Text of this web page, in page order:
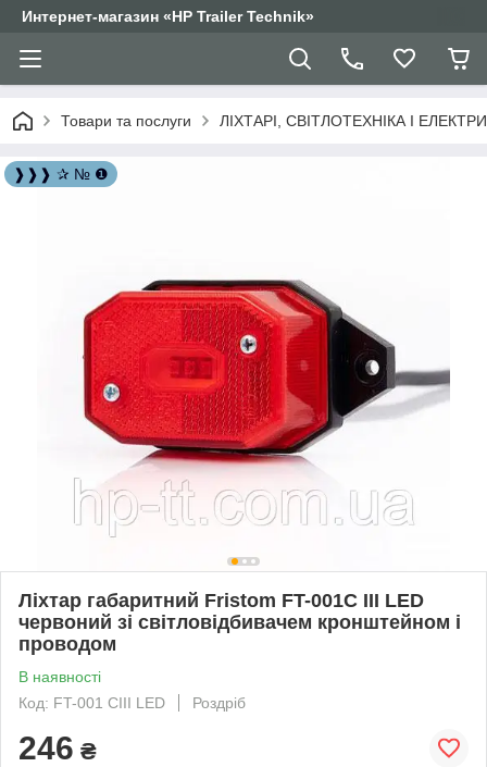
Интернет-магазин «HP Trailer Technik»
Товари та послуги ЛІХТАРІ, СВІТЛОТЕХНІКА І
❱❱❱ ✰ № ❶
Ліхтар габаритний Fristom FT-001C III LED
червоний зі світловідбивачем кронштейном і
проводом
В наявності
Код: FT-001 CIII LED
Роздріб
246 ₴